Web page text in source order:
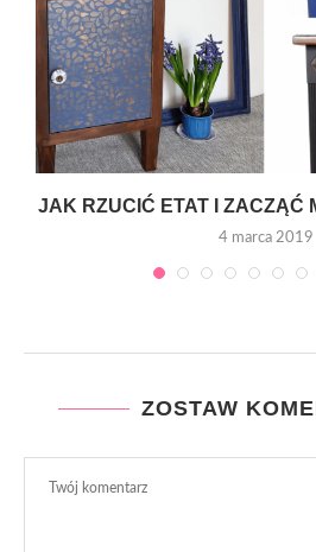
JAK RZUCIĆ ETAT I ZACZĄĆ
4 marca 2019
ZOSTAW